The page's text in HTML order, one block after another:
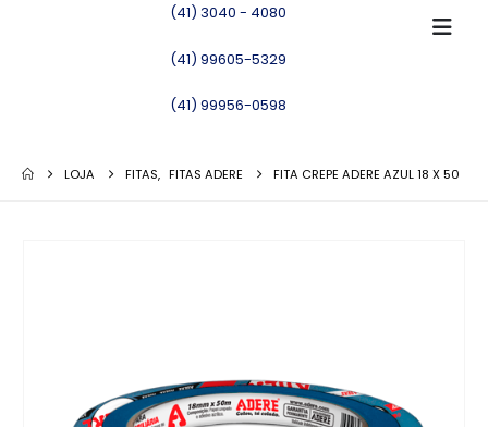
(41) 3040 - 4080
(41) 99605-5329
(41) 99956-0598
LOJA FITAS, FITAS ADERE FITA CREPE ADERE AZUL 18 X 50